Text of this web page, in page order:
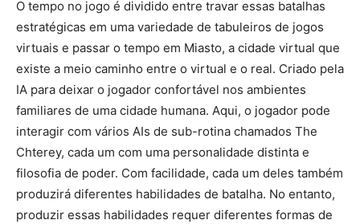
O tempo no jogo é dividido entre travar essas batalhas
estratégicas em uma variedade de tabuleiros de jogos
virtuais e passar o tempo em Miasto, a cidade virtual que
existe a meio caminho entre o virtual e o real. Criado pela
IA para deixar o jogador confortável nos ambientes
familiares de uma cidade humana. Aqui, o jogador pode
interagir com vários AIs de sub-rotina chamados The
Chterey, cada um com uma personalidade distinta e
filosofia de poder. Com facilidade, cada um deles também
produzirá diferentes habilidades de batalha. No entanto,
produzir essas habilidades requer diferentes formas de